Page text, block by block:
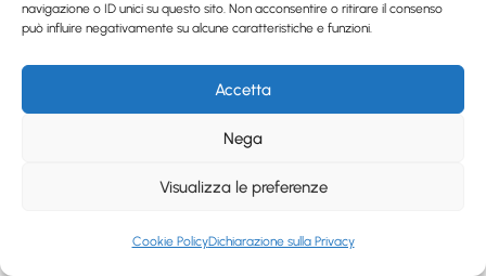
navigazione o ID unici su questo sito. Non acconsentire o ritirare il consenso
può influire negativamente su alcune caratteristiche e funzioni.
Accetta
Nega
Visualizza le preferenze
Cookie PolicyDichiarazione sulla Privacy